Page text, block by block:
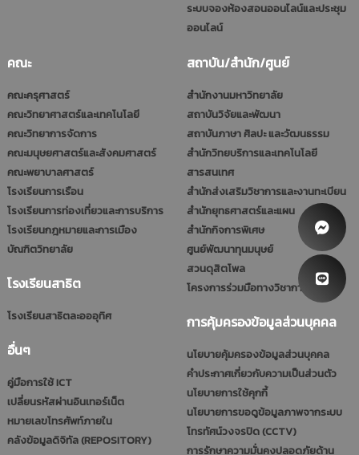
ระบบจองห้องสอนออนไลน์และประชุม
ออนไลน์
คณะ
คณะครุศาสตร์
คณะวิทยาศาสตร์และเทคโนโลยี
คณะวิทยาการจัดการ
คณะมนุษยศาสตร์และสังคมศาสตร์
คณะพยาบาลศาสตร์
โรงเรียนการเรือน
โรงเรียนการท่องเที่ยวและการบริการ
โรงเรียนกฎหมายและการเมือง
บัณฑิตวิทยาลัย
โรงเรียนสาธิต
โรงเรียนสาธิตละอออุทิศ
อื่นๆ
คู่มือการใช้ ICT
เปลี่ยนรหัสผ่านอินเทอร์เน็ต
หมายเลขโทรศัพท์ภายใน
คลังข้อมูลดิจิทัล (REPOSITORY)
สถาบัน/สำนัก/ศูนย์
สำนักงานมหาวิทยาลัย
สถาบันวิจัยและพัฒนา
สถาบันภาษา ศิลปะ และวัฒนธรรม
สำนักวิทยบริการและเทคโนโลยี
สารสนเทศ
สำนักส่งเสริมวิชาการและงานทะเบียน
สำนักยุทธศาสตร์และแผน
สำนักกิจการพิเศษ
ศูนย์พัฒนาทุนมนุษย์
สวนดุสิตโพล
โครงการร่วมมือทางวิชาการ (รมป.)
การคุ้มครองข้อมูลส่วนบุคคล
นโยบายคุ้มครองข้อมูลส่วนบุคคล
คำประกาศเกี่ยวกับความเป็นส่วนตัว
นโยบายการใช้คุกกี้
นโยบายการขอดูข้อมูลภาพจากระบบ
โทรทัศน์วงจรปิด (CCTV)
การรักษาความมั่นคงปลอดภัยด้าน